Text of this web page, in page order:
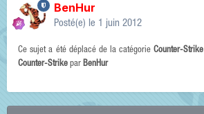
BenHur
Posté(e) le 1 juin 2012
Ce sujet a été déplacé de la catégorieCounter-Strike
Counter-Strike par BenHur